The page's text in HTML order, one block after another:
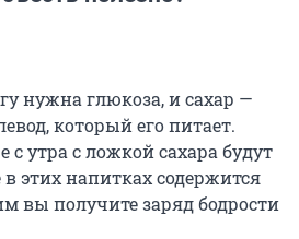
нужна глюкоза, и сахар —
который его питает.
утра с ложкой сахара будут
этих напитках содержится
вы получите заряд бодрости